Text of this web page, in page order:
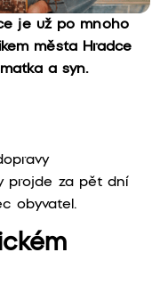
je už po mnoho
města Hradce
a syn.
projde za pět dní
obyvatel.